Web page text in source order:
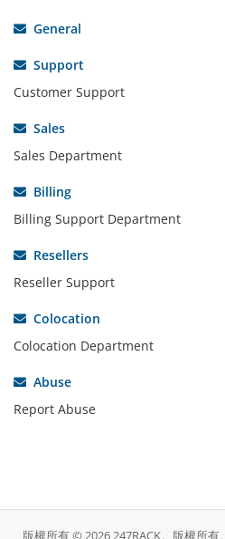
General
Support
Customer Support
Sales
Sales Department
Billing
Billing Support Department
Resellers
Reseller Support
Colocation
Colocation Department
Abuse
Report Abuse
版權所有 © 2026 247RACK。版權所有。